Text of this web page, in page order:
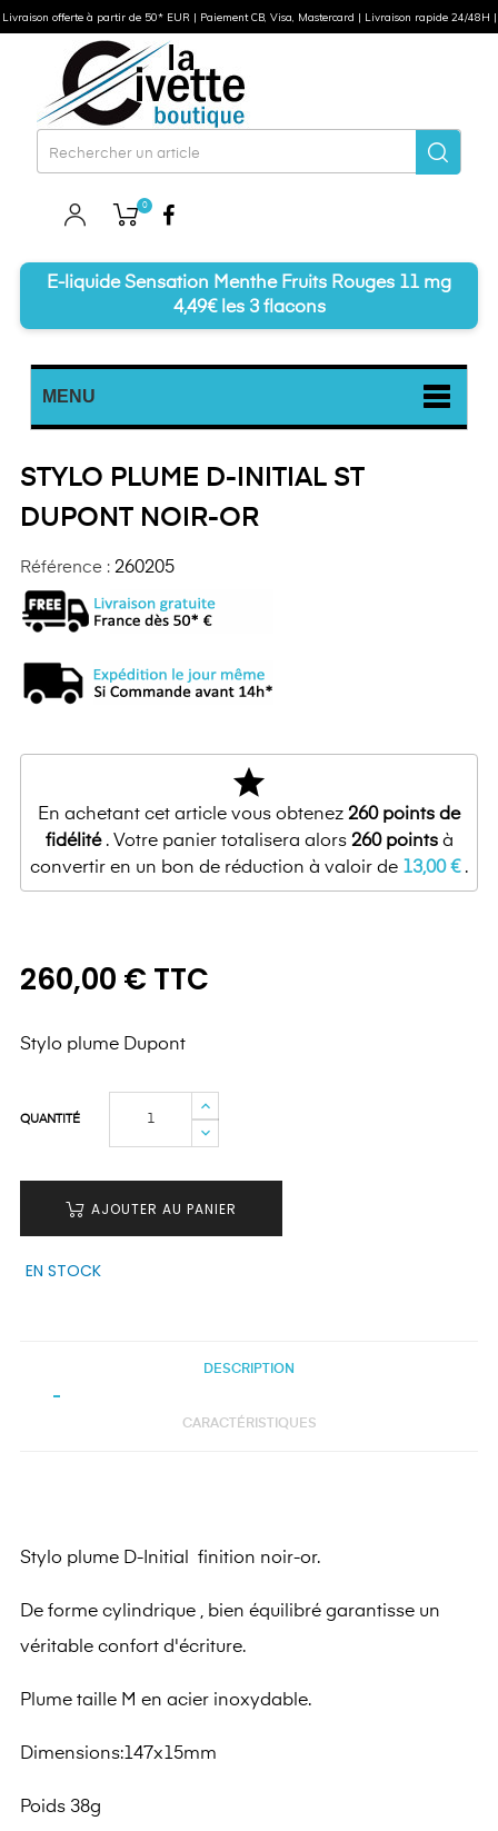
0
E-liquide Sensation Menthe Fruits Rouges 11 mg
4,49€ les 3 flacons
MENU
STYLO PLUME D-INITIAL ST
DUPONT NOIR-OR
Référence : 260205
star
En achetant cet article vous obtenez 260points de
fidélité. Votre panier totalisera alors 260pointsà
convertir en un bon de réduction à valoir de 13,00 €.
260,00 € TTC
Stylo plume Dupont
QUANTITÉ
AJOUTER AU PANIER
EN STOCK
DESCRIPTION
CARACTÉRISTIQUES
Stylo plume D-Initial finition noir-or.
De forme cylindrique , bien équilibré garantisse un
véritable confort d'écriture.
Plume taille M en acier inoxydable.
Dimensions:147x15mm
Poids 38g
Livraison offerte à partir de 50* EUR | Paiement CB, Visa, Mastercard | Livraison rapide 24/48H |